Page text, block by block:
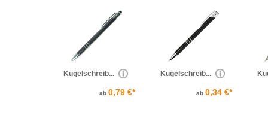
Kugelschreib...
ab 0,79 €*
Kugelschreib...
ab 0,34 €*